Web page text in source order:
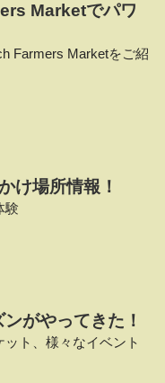
Marketでパワ
Farmers Marketをご紹
け場所情報！
験
がやってきた！
ト、様々なイベント